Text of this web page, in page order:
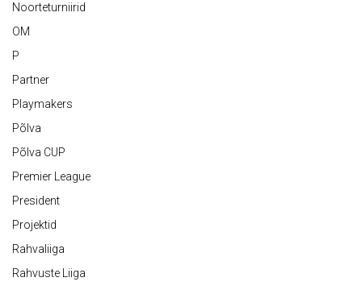
Noorteturniirid
OM
P
Partner
Playmakers
Põlva
Põlva CUP
Premier League
President
Projektid
Rahvaliiga
Rahvuste Liiga